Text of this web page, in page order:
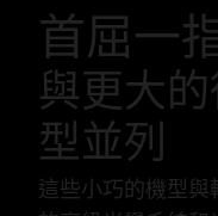
首屈一
與更大
型並列
這些小巧的機型